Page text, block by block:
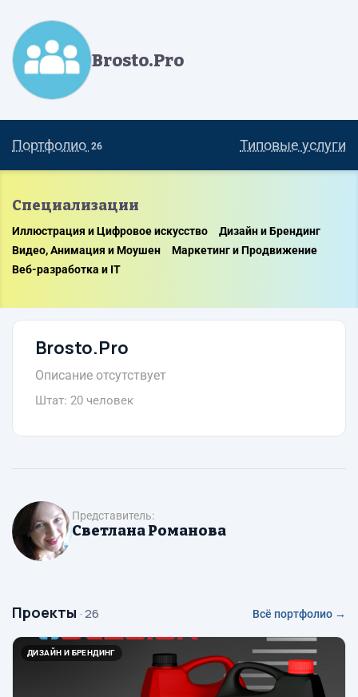
Brosto.Pro
Портфолио 26 Типовые услуги
Cпециализации
Иллюстрация и Цифровое искусство
Дизайн и Брендинг
Видео, Анимация и Моушен
Маркетинг и Продвижение
Веб-разработка и IT
Brosto.Pro
Описание отсутствует
Штат: 20 человек
Представитель:
Светлана Романова
Проекты · 26 Всё портфолио →
ДИЗАЙН И БРЕНДИНГ